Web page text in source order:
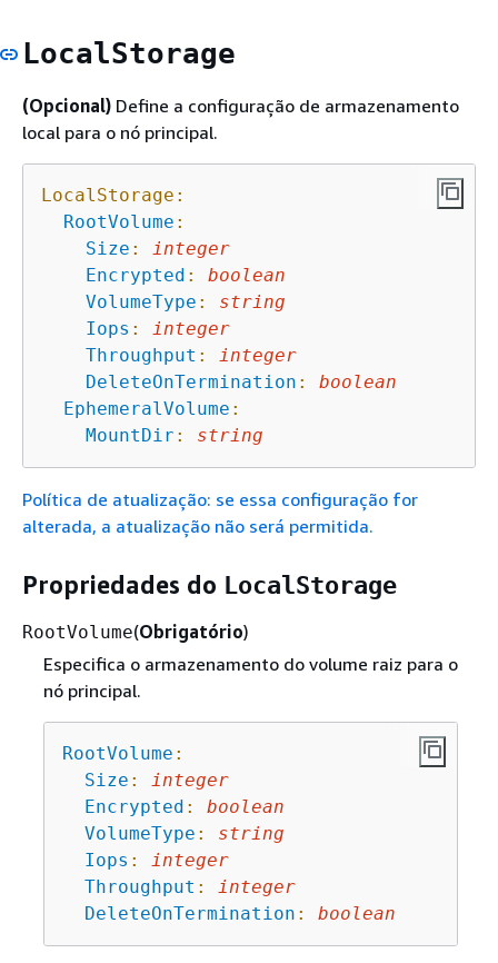
LocalStorage
(Opcional) Define a configuração de armazenamento
local para o nó principal.
LocalStorage:
RootVolume :
Size :
integer
Encrypted :
boolean
VolumeType :
string
Iops :
integer
Throughput :
integer
DeleteOnTermination :
boolean
EphemeralVolume :
MountDir : string
Política de atualização: se essa configuração for
alterada, a atualização não será permitida.
Propriedades do LocalStorage
RootVolume(Obrigatório)
Especifica o armazenamento do volume raiz para o
nó principal.
RootVolume :
Size :
integer
Encrypted :
boolean
VolumeType :
string
Iops :
integer
Throughput :
integer
DeleteOnTermination : boolean